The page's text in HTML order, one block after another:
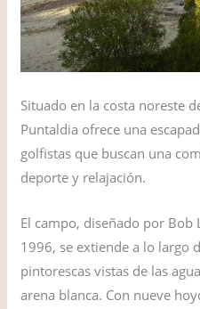
Situado en la costa noreste
Puntaldia ofrece una
golfistas que buscan una
deporte y relajación.
El campo, diseñado por
1996, se extiende a lo largo
pintorescas vistas de las
arena blanca. Con nueve